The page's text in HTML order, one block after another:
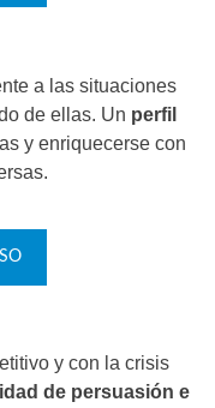
a las situaciones
de ellas. Un perfil
y enriquecerse con
y con la crisis
de persuasión e